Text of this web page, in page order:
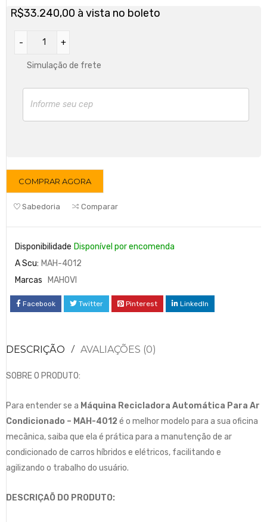
R$33.240,00 à vista no boleto
Simulação de frete
COMPRAR AGORA
Sabedoria Comparar
Disponibilidade Disponível por encomenda
A Scu: MAH-4012
Marcas MAHOVI
Facebook Twitter Pinterest LinkedIn
DESCRIÇÃO AVALIAÇÕES (0)
SOBRE O PRODUTO:
Para entender se a Máquina Recicladora Automática Para Ar
Condicionado – MAH-4012 é o melhor modelo para a sua oficina
mecânica, saiba que ela é prática para a manutenção de ar
condicionado de carros híbridos e elétricos, facilitando e
agilizando o trabalho do usuário.
DESCRIÇAÕ DO PRODUTO: